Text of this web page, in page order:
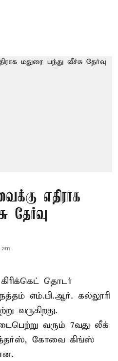
எதிராக
தேர்வு
கிரிக்கெட் தொடர்
எம்.பி.ஆர். கல்லூரி
வருகிறது.
வரும் 7வது லீக்
கோவை கிங்ஸ்